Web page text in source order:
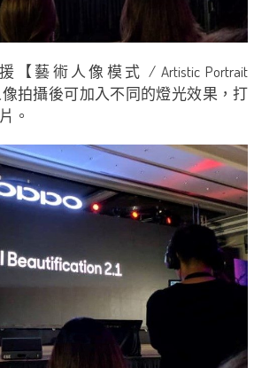
【藝術人像模式 / Artistic Portrait
像拍攝後可加入不同的燈光效果，打
。